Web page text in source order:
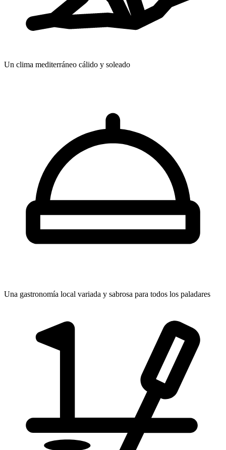
Un clima mediterráneo cálido y soleado
Una gastronomía local variada y sabrosa para todos los paladares